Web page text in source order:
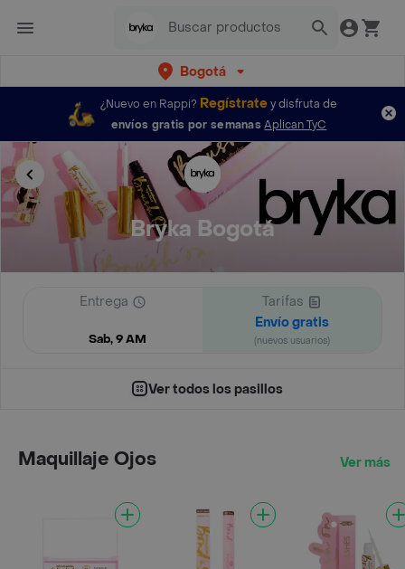
Bogotá
¿Nuevo en Rappi? Regístratey disfruta de
envíos gratis por semanas Aplican TyC
Bryka Bogotá
Entrega
Sab, 9 AM
Tarifas
Envío gratis
(nuevos usuarios)
Ver todos los pasillos
Maquillaje Ojos Ver más